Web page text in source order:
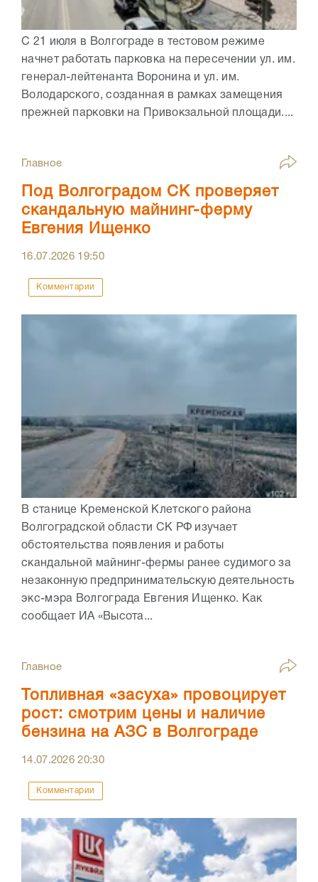
С 21 июля в Волгограде в тестовом режиме
начнет работать парковка на пересечении ул. им.
генерал-лейтенанта Воронина и ул. им.
Володарского, созданная в рамках замещения
прежней парковки на Привокзальной площади....
Главное
Под Волгоградом СК проверяет
скандальную майнинг-ферму
Евгения Ищенко
16.07.2026 19:50
Комментарии
В станице Кременской Клетского района
Волгоградской области СК РФ изучает
обстоятельства появления и работы
скандальной майнинг-фермы ранее судимого за
незаконную предпринимательскую деятельность
экс-мэра Волгограда Евгения Ищенко. Как
сообщает ИА «Высота...
Главное
Топливная «засуха» провоцирует
рост: смотрим цены и наличие
бензина на АЗС в Волгограде
14.07.202620:30
Комментарии